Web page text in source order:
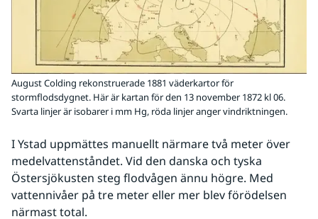
August Colding rekonstruerade 1881 väderkartor för
stormflodsdygnet. Här är kartan för den 13 november 1872 kl 06.
Svarta linjer är isobarer i mm Hg, röda linjer anger vindriktningen.
I Ystad uppmättes manuellt närmare två meter över
medelvattenståndet. Vid den danska och tyska
Östersjökusten steg flodvågen ännu högre. Med
vattennivåer på tre meter eller mer blev förödelsen
närmast total.